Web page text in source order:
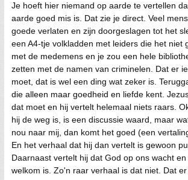
Je hoeft hier niemand op aarde te vertellen
aarde goed mis is. Dat zie je direct. Veel
goede verlaten en zijn doorgeslagen tot het
een A4-tje volkladden met leiders die het niet
met de medemens en je zou een hele
zetten met de namen van criminelen. Dat er
moet, dat is wel een ding wat zeker is.
die alleen maar goedheid en liefde kent.
dat moet en hij vertelt helemaal niets raars.
hij de weg is, is een discussie waard, maar
nou naar mij, dan komt het goed (een
En het verhaal dat hij dan vertelt is gewoon
Daarnaast vertelt hij dat God op ons wacht
welkom is. Zo'n raar verhaal is dat niet. Dat